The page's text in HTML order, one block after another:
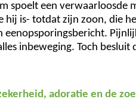
spoelt een verwaarloosde
hij is- totdat zijn zoon, die
eenopsporingsbericht.
inbeweging. Toch besluit
adoratie en de